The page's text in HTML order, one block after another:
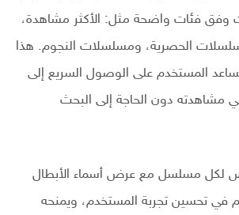
فئات واضحة مثل: الأكثر مشاهدة،
الحصرية، ومسلسلات النجوم. هذا
يساعد المستخدم على الوصول السريع إلى
مشاهدته دون الحاجة إلى البحث
لكل مسلسل مع عرض أسماء الأبطال
تحسين تجربة المستخدم، ويمنحه